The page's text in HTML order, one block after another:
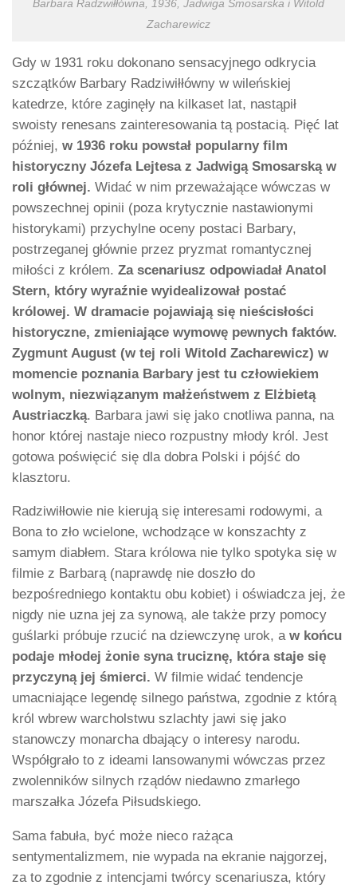
Barbara Radzwiłłówna, 1936, Jadwiga Smosarska i Witold
Zacharewicz
Gdy w 1931 roku dokonano sensacyjnego odkrycia
szczątków Barbary Radziwiłłówny w wileńskiej
katedrze, które zaginęły na kilkaset lat, nastąpił
swoisty renesans zainteresowania tą postacią. Pięć lat
później, w 1936 roku powstał popularny film
historyczny Józefa Lejtesa z Jadwigą Smosarską w
roli głównej. Widać w nim przeważające wówczas w
powszechnej opinii (poza krytycznie nastawionymi
historykami) przychylne oceny postaci Barbary,
postrzeganej głównie przez pryzmat romantycznej
miłości z królem. Za scenariusz odpowiadał Anatol
Stern, który wyraźnie wyidealizował postać
królowej. W dramacie pojawiają się nieścisłości
historyczne, zmieniające wymowę pewnych faktów.
Zygmunt August (w tej roli Witold Zacharewicz) w
momencie poznania Barbary jest tu człowiekiem
wolnym, niezwiązanym małżeństwem z Elżbietą
Austriaczką. Barbara jawi się jako cnotliwa panna, na
honor której nastaje nieco rozpustny młody król. Jest
gotowa poświęcić się dla dobra Polski i pójść do
klasztoru.
Radziwiłłowie nie kierują się interesami rodowymi, a
Bona to zło wcielone, wchodzące w konszachty z
samym diabłem. Stara królowa nie tylko spotyka się w
filmie z Barbarą (naprawdę nie doszło do
bezpośredniego kontaktu obu kobiet) i oświadcza jej, że
nigdy nie uzna jej za synową, ale także przy pomocy
guślarki próbuje rzucić na dziewczynę urok, a w końcu
podaje młodej żonie syna truciznę, która staje się
przyczyną jej śmierci. W filmie widać tendencje
umacniające legendę silnego państwa, zgodnie z którą
król wbrew warcholstwu szlachty jawi się jako
stanowczy monarcha dbający o interesy narodu.
Współgrało to z ideami lansowanymi wówczas przez
zwolenników silnych rządów niedawno zmarłego
marszałka Józefa Piłsudskiego.
Sama fabuła, być może nieco rażąca
sentymentalizmem, nie wypada na ekranie najgorzej,
za to zgodnie z intencjami twórcy scenariusza, który